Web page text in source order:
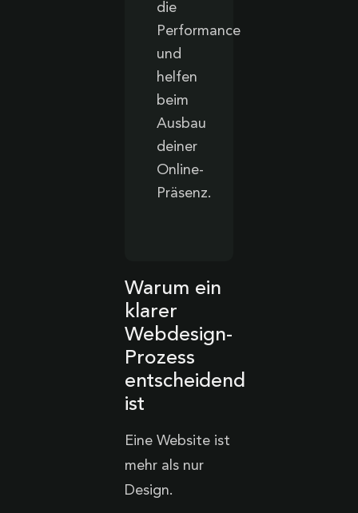
die
Performance
und
helfen
beim
Ausbau
deiner
Online-
Präsenz.
Warum ein
klarer
Webdesign-
Prozess
entscheidend
ist
Eine Website ist
mehr als nur
Design.